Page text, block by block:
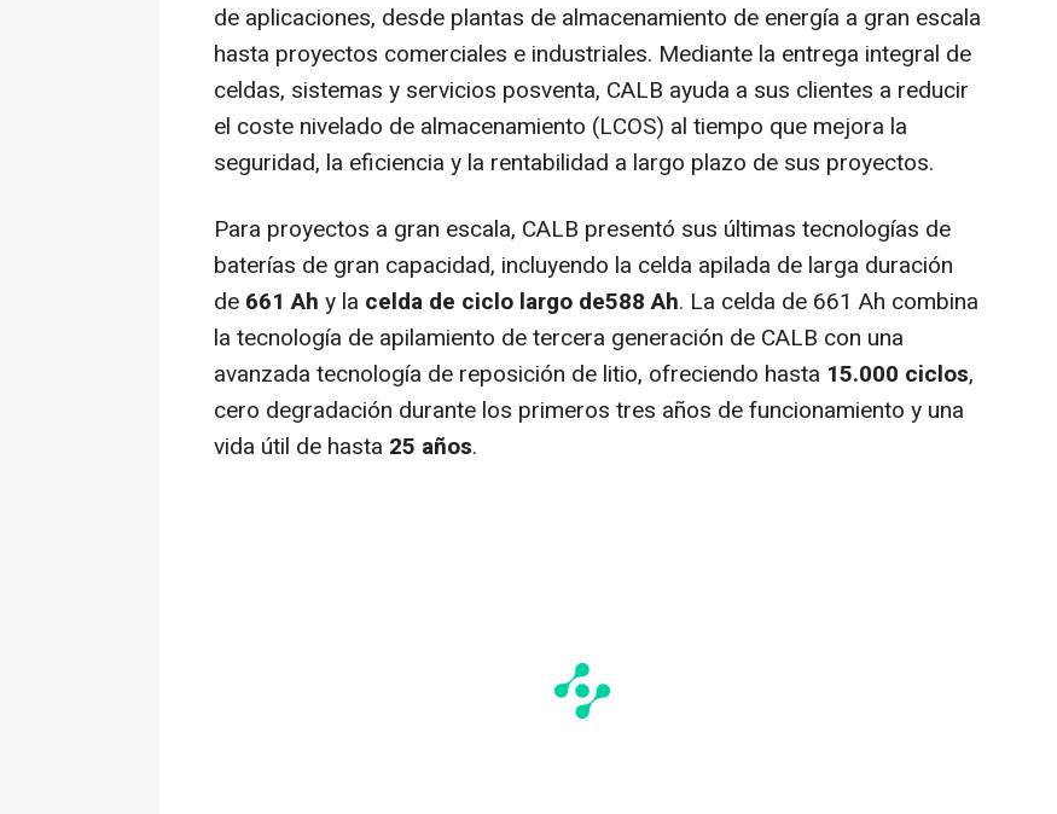
de aplicaciones, desde plantas de almacenamiento de energía a gran escala
hasta proyectos comerciales e industriales. Mediante la entrega integral de
celdas, sistemas y servicios posventa, CALB ayuda a sus clientes a reducir
el coste nivelado de almacenamiento (LCOS) al tiempo que mejora la
seguridad, la eficiencia y la rentabilidad a largo plazo de sus proyectos.
Para proyectos a gran escala, CALB presentó sus últimas tecnologías de
baterías de gran capacidad, incluyendo la celda apilada de larga duración
de 661 Ah y la celda de ciclo largo de588 Ah. La celda de 661 Ah combina
la tecnología de apilamiento de tercera generación de CALB con una
avanzada tecnología de reposición de litio, ofreciendo hasta 15.000 ciclos,
cero degradación durante los primeros tres años de funcionamiento y una
vida útil de hasta 25 años.